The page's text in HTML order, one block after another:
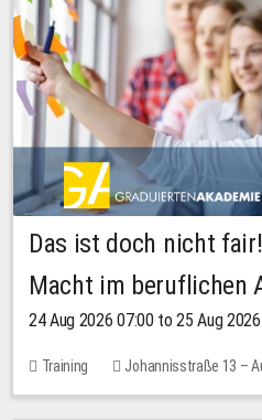
Das ist doch nicht
Macht im beruflichen
24 Aug 2026 07:00 to 25 Aug
Training
Johannisstraße 13 –
1 place
30.00 EUR